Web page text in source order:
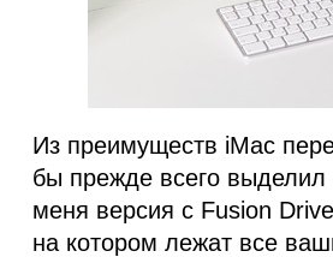
Из преимуществ iMac
бы прежде всего
меня версия с Fusion
на котором лежат все